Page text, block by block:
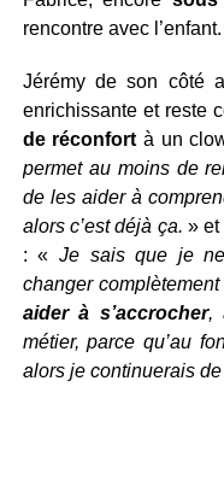
rencontre avec l’enfant.
Jérémy de son côté
enrichissante et reste
de réconfort à un
permet au moins de
de les aider à
alors c’est déjà ça. » et
: « Je sais que je
changer
aider à s’accrocher,
métier, parce qu’au
alors je continuerais